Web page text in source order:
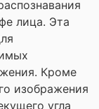
лица. Эта
Кроме
изображения
угла